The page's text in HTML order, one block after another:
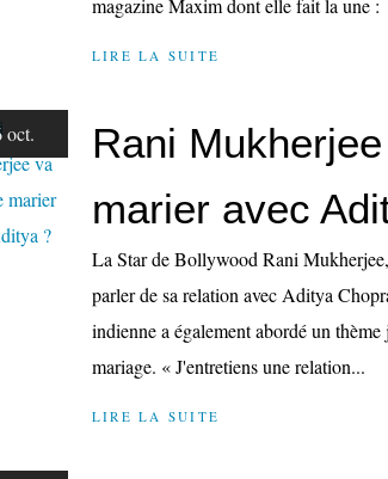
magazine Maxim dont elle fait la une :
LIRE LA SUITE
oct.
Rani
marier avec
La Star de Bollywood Rani
parler de sa relation avec Aditya
indienne a également abordé un
mariage. « J'entretiens une relation...
LIRE LA SUITE